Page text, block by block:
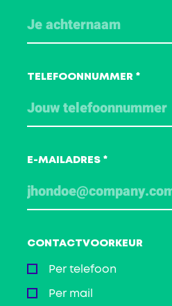
TELEFOONNUMMER *
E-MAILADRES *
CONTACTVOORKEUR
Per telefoon
Per mail